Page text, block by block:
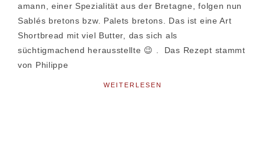
amann, einer Spezialität aus der Bretagne, folgen nun
Sablés bretons bzw. Palets bretons. Das ist eine Art
Shortbread mit viel Butter, das sich als
süchtigmachend herausstellte 😉 . Das Rezept stammt
von Philippe
WEITERLESEN